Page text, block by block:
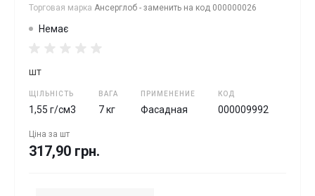
Торговая марка Ансерглоб - заменить на код 000000026
Немає
шт
ЩІЛЬНІСТЬ
1,55 г/см3
ВАГА
7 кг
ПРИМЕНЕНИЕ
Фасадная
КОД
000009992
Ціна за шт
317,90 грн.